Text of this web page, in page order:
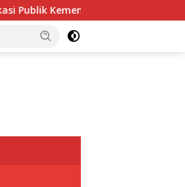
Kementerian ATR/BPN Kembali